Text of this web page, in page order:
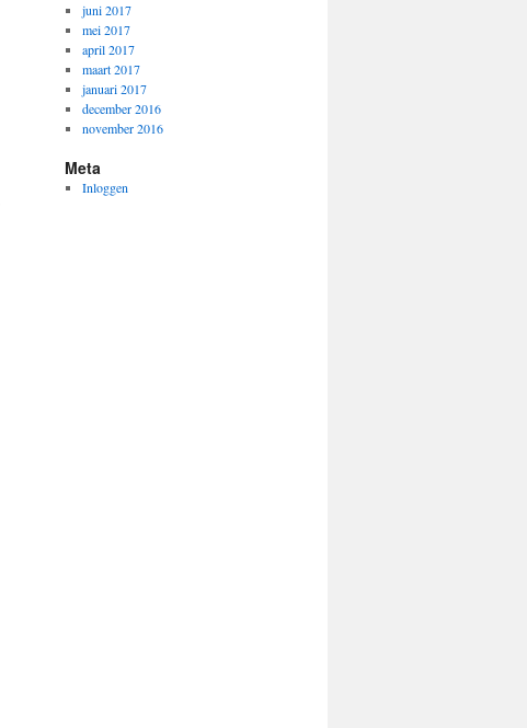
juni 2017
mei 2017
april 2017
maart 2017
januari 2017
december 2016
november 2016
Meta
Inloggen